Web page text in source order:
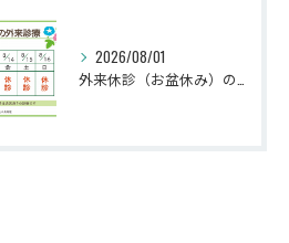
2026/08/01
外来休診（お盆休み）のお知らせ